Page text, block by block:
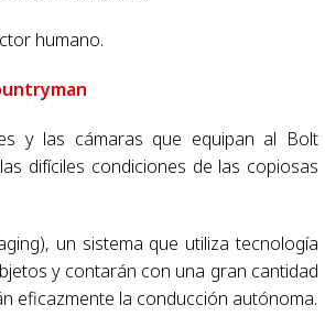
humano.
y las cámaras que equipan al Bolt
difíciles condiciones de las copiosas
un sistema que utiliza tecnología
y contarán con una gran cantidad
eficazmente la conducción autónoma.